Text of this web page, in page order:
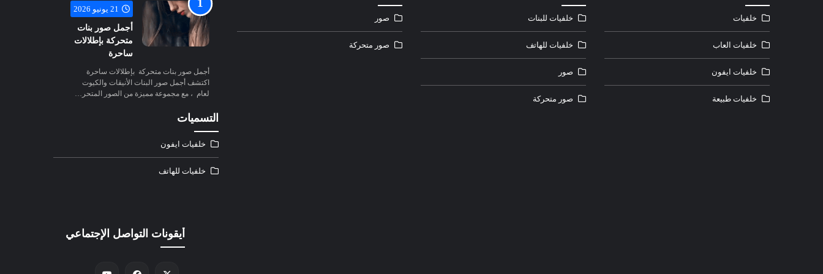
خلفيات
خلفيات العاب
خلفيات ايفون
خلفيات طبيعة
خلفيات للبنات
خلفيات للهاتف
صور
صور متحركة
صور
صور متحركة
21 يونيو 2026
أجمل صور بنات
متحركة بإطلالات
ساحرة
أجمل صور بنات متحركة بإطلالات ساحرة
اكتشف أجمل صور البنات الأنيقات والكيوت
لعام ، مع مجموعة مميزة من الصور المتحر…
التسميات
خلفيات ايفون
خلفيات للهاتف
أيقونات التواصل الإجتماعي